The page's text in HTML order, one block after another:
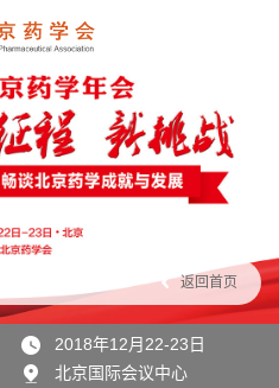
返回首页
2018年12月22-23日
北京国际会议中心